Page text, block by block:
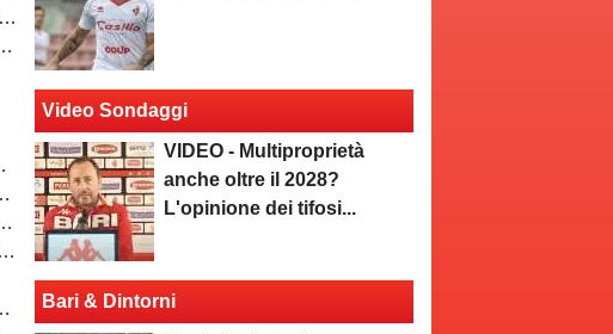
Video Sondaggi
VIDEO - Multiproprietà
anche oltre il 2028?
L'opinione dei tifosi...
Bari & Dintorni